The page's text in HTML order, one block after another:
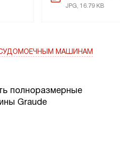
Эта машина значительно
хобби.
JPG, 16.79 KB
МАШИНАМ
полноразмерные
Graude